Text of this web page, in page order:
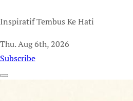
Inspiratif Tembus Ke Hati
Thu. Aug 6th, 2026
Subscribe